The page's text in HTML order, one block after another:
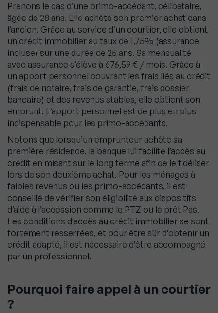
Prenons le cas d’une primo-accédant, célibataire,
âgée de 28 ans. Elle achète son premier achat dans
l’ancien. Grâce au service d’un courtier, elle obtient
un crédit immobilier au taux de 1,75% (assurance
incluse) sur une durée de 25 ans. Sa mensualité
avec assurance s’élève à 676,59 € / mois. Grâce à
un apport personnel couvrant les frais liés au crédit
(frais de notaire, frais de garantie, frais dossier
bancaire) et des revenus stables, elle obtient son
emprunt. L’apport personnel est de plus en plus
indispensable pour les primo-accédants.
Notons que lorsqu’un emprunteur achète sa
première résidence, la banque lui facilite l’accès au
crédit en misant sur le long terme afin de le fidéliser
lors de son deuxième achat. Pour les ménages à
faibles revenus ou les primo-accédants, il est
conseillé de vérifier son éligibilité aux dispositifs
d’aide à l’accession comme le PTZ ou le prêt Pas.
Les conditions d’accès au crédit immobilier se sont
fortement resserrées, et pour être sûr d’obtenir un
crédit adapté, il est nécessaire d’être accompagné
par un professionnel.
Pourquoi faire appel à un courtier
?